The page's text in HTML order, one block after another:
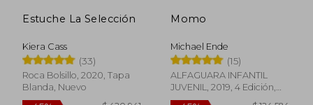
Estuche La Selección
Kiera Cass
(33)
Roca Bolsillo, 2020, Tapa
Blanda, Nuevo
Momo
Michael Ende
(15)
ALFAGUARA INFANTIL
JUVENIL, 2019, 4 Edición,
Tapa Dura, Nuevo